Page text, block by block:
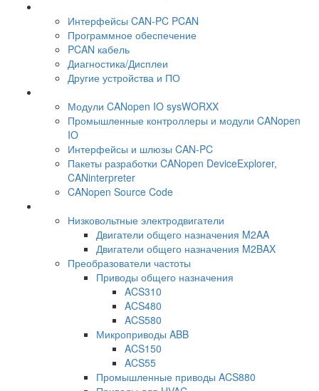
Интерфейсы CAN-PC PCAN
Программное обеспечение
PCAN кабель
Диагностика/Дисплеи
Другие устройства и ПО
Модули CANopen IO sysWORXX
Промышленные контроллеры и модули CANopen
IO
Интерфейсы и шлюзы CAN-PC
Пакеты разработки CANopen DeviceExplorer,
CANinterpreter
CANopen Source Code
Низковольтные электродвигатели
Двигатели общего назначения M2AA
Двигатели общего назначения M2BAX
Преобразователи частоты
Приводы общего назначения
ACS310
ACS480
ACS580
Микроприводы ABB
ACS150
ACS55
Промышленные приводы ACS880